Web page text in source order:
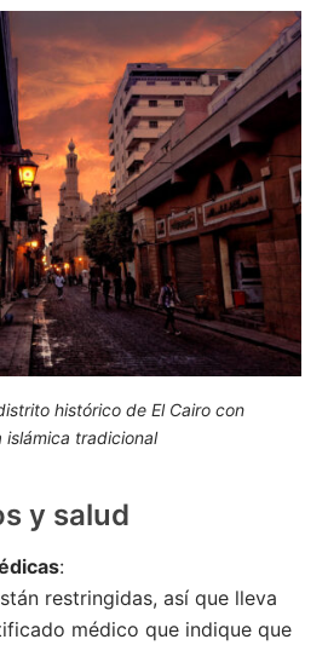
histórico de El Cairo con
tradicional
y salud
:
restringidas, así que lleva
médico que indique que